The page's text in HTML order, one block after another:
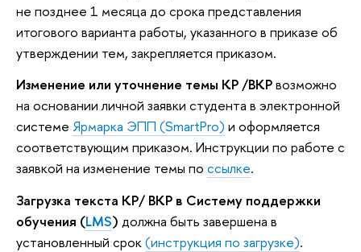
не позднее 1 месяца до срока представления
итогового варианта работы, указанного в приказе об
утверждении тем, закрепляется приказом.
Изменение или уточнение темы КР /ВКРвозможно
на основании личной заявки студента в электронной
системе Ярмарка ЭПП (SmartPro) и оформляется
соответствующим приказом. Инструкции по работе с
заявкой на изменение темы по ссылке.
Загрузка текста КР/ ВКР в Систему поддержки
обучения (LMS) должна быть завершена в
установленный срок(инструкция по загрузке).